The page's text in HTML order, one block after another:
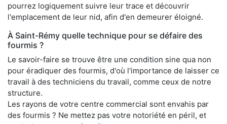
pourrez logiquement suivre leur trace et découvrir
l'emplacement de leur nid, afin d'en demeurer éloigné.
À Saint-Rémy quelle technique pour se défaire des
fourmis ?
Le savoir-faire se trouve être une condition sine qua non
pour éradiquer des fourmis, d'où l'importance de laisser ce
travail à des techniciens du travail, comme ceux de notre
structure.
Les rayons de votre centre commercial sont envahis par
des fourmis ? Ne mettez pas votre notoriété en péril, et